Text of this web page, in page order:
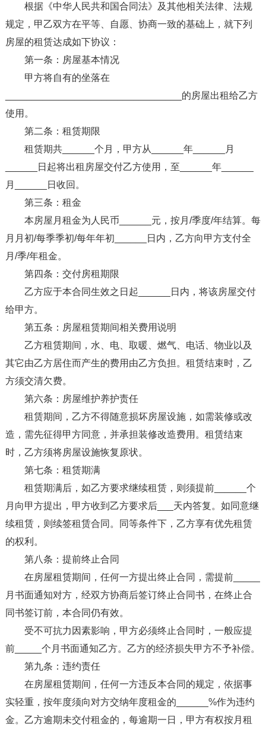
根据《中华人民共和国合同法》及其他相关法律、法规
规定，甲乙双方在平等、自愿、协商一致的基础上，就下列
房屋的租赁达成如下协议：
第一条：房屋基本情况
甲方将自有的坐落在
_________________________________的房屋出租给乙方
使用。
第二条：租赁期限
租赁期共______个月，甲方从______年______月
______日起将出租房屋交付乙方使用，至______年______
月______日收回。
第三条：租金
本房屋月租金为人民币______元，按月/季度/年结算。每
月月初/每季季初/每年年初______日内，乙方向甲方支付全
月/季/年租金。
第四条：交付房租期限
乙方应于本合同生效之日起______日内，将该房屋交付
给甲方。
第五条：房屋租赁期间相关费用说明
乙方租赁期间，水、电、取暖、燃气、电话、物业以及
其它由乙方居住而产生的费用由乙方负担。租赁结束时，乙
方须交清欠费。
第六条：房屋维护养护责任
租赁期间，乙方不得随意损坏房屋设施，如需装修或改
造，需先征得甲方同意，并承担装修改造费用。租赁结束
时，乙方须将房屋设施恢复原状。
第七条：租赁期满
租赁期满后，如乙方要求继续租赁，则须提前______个
月向甲方提出，甲方收到乙方要求后___天内答复。如同意继
续租赁，则续签租赁合同。同等条件下，乙方享有优先租赁
的权利。
第八条：提前终止合同
在房屋租赁期间，任何一方提出终止合同，需提前_____
月书面通知对方，经双方协商后签订终止合同书，在终止合
同书签订前，本合同仍有效。
受不可抗力因素影响，甲方必须终止合同时，一般应提
前_____个月书面通知乙方。乙方的经济损失甲方不予补偿。
第九条：违约责任
在房屋租赁期间，任何一方违反本合同的规定，依据事
实轻重，按年度须向对方交纳年度租金的______%作为违约
金。乙方逾期未交付租金的，每逾期一日，甲方有权按月租